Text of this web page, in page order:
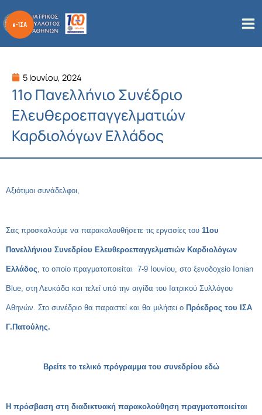
στο
περιεχόμενο
5 Ιουνίου, 2024
11ο Πανελλήνιο Συνέδριο
Ελευθεροεπαγγελματιών
Καρδιολόγων Ελλάδος
Aξιότιμοι συνάδελφοι,
Σας προσκαλούμε να παρακολουθήσετε τις εργασίες του 11ου
Πανελλήνιου Συνεδρίου Ελευθεροεπαγγελματιών Καρδιολόγων
Ελλάδος, το οποίο πραγματοποιείται 7-9 Ιουνίου, στο ξενοδοχείο Ionian
Blue, στη Λευκάδα και τελεί υπό την αιγίδα του Ιατρικού Συλλόγου
Αθηνών. Στο συνέδριο θα παραστεί και θα μιλήσει ο Πρόεδρος του ΙΣΑ
Γ.Πατούλης.
Βρείτε το τελικό πρόγραμμα του συνεδρίου εδώ
Η πρόσβαση στη διαδικτυακή παρακολούθηση πραγματοποιείται